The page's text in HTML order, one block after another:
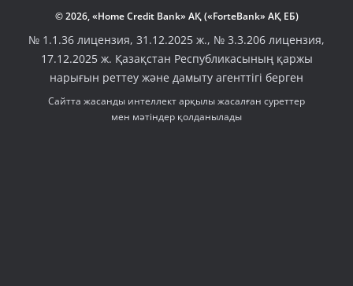
© 2026, «Home Credit Bank» АҚ («ForteBank» АҚ ЕБ)
№ 1.1.36 лицензия, 31.12.2025 ж., № 3.3.206 лицензия,
17.12.2025 ж. Қазақстан Республикасының қаржы
нарығын реттеу және дамыту агенттігі берген
Сайтта жасанды интеллект арқылы жасалған суреттер
мен мәтіндер қолданылады